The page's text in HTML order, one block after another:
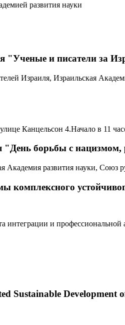
развития науки
"Ученые и писатели за
Израиля, Израильская
Канцельсон 4.Начало в 11
"День борьбы с
развития науки, Союз
комплексного
интеграции и профессиональной
Sustainable Development